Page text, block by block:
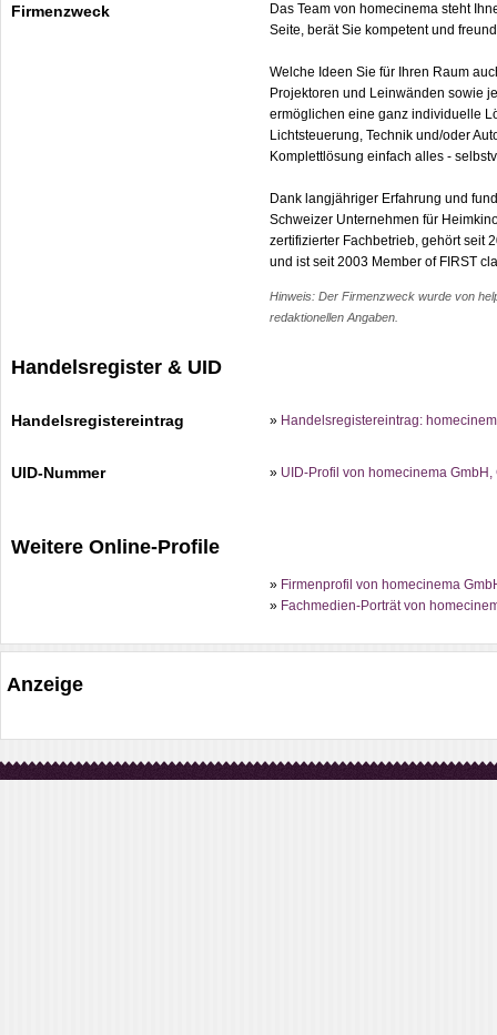
Firmenzweck
Das Team von homecinema steht
Seite, berät Sie kompetent und
Welche Ideen Sie für Ihren Raum
Projektoren und Leinwänden sowie
ermöglichen eine ganz individuelle
Lichtsteuerung, Technik und/oder
Komplettlösung einfach alles -
Dank langjähriger Erfahrung und
Schweizer Unternehmen für
zertifizierter Fachbetrieb, gehört seit
und ist seit 2003 Member of FIRST
Hinweis: Der Firmenzweck wurde von
redaktionellen Angaben.
Handelsregister & UID
Handelsregistereintrag » Handelsregistereintrag:
UID-Nummer » UID-Profil von homecinema
Weitere Online-Profile
» Firmenprofil von homecinema
» Fachmedien-Porträt von
Anzeige